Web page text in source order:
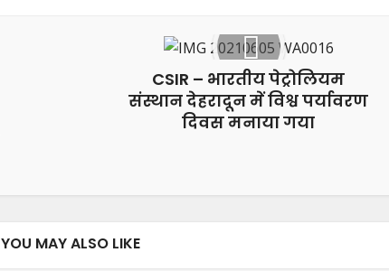
CSIR – भारतीय पेट्रोलियम
संस्थान देहरादून में विश्व पर्यावरण
दिवस मनाया गया
YOU MAY ALSO LIKE